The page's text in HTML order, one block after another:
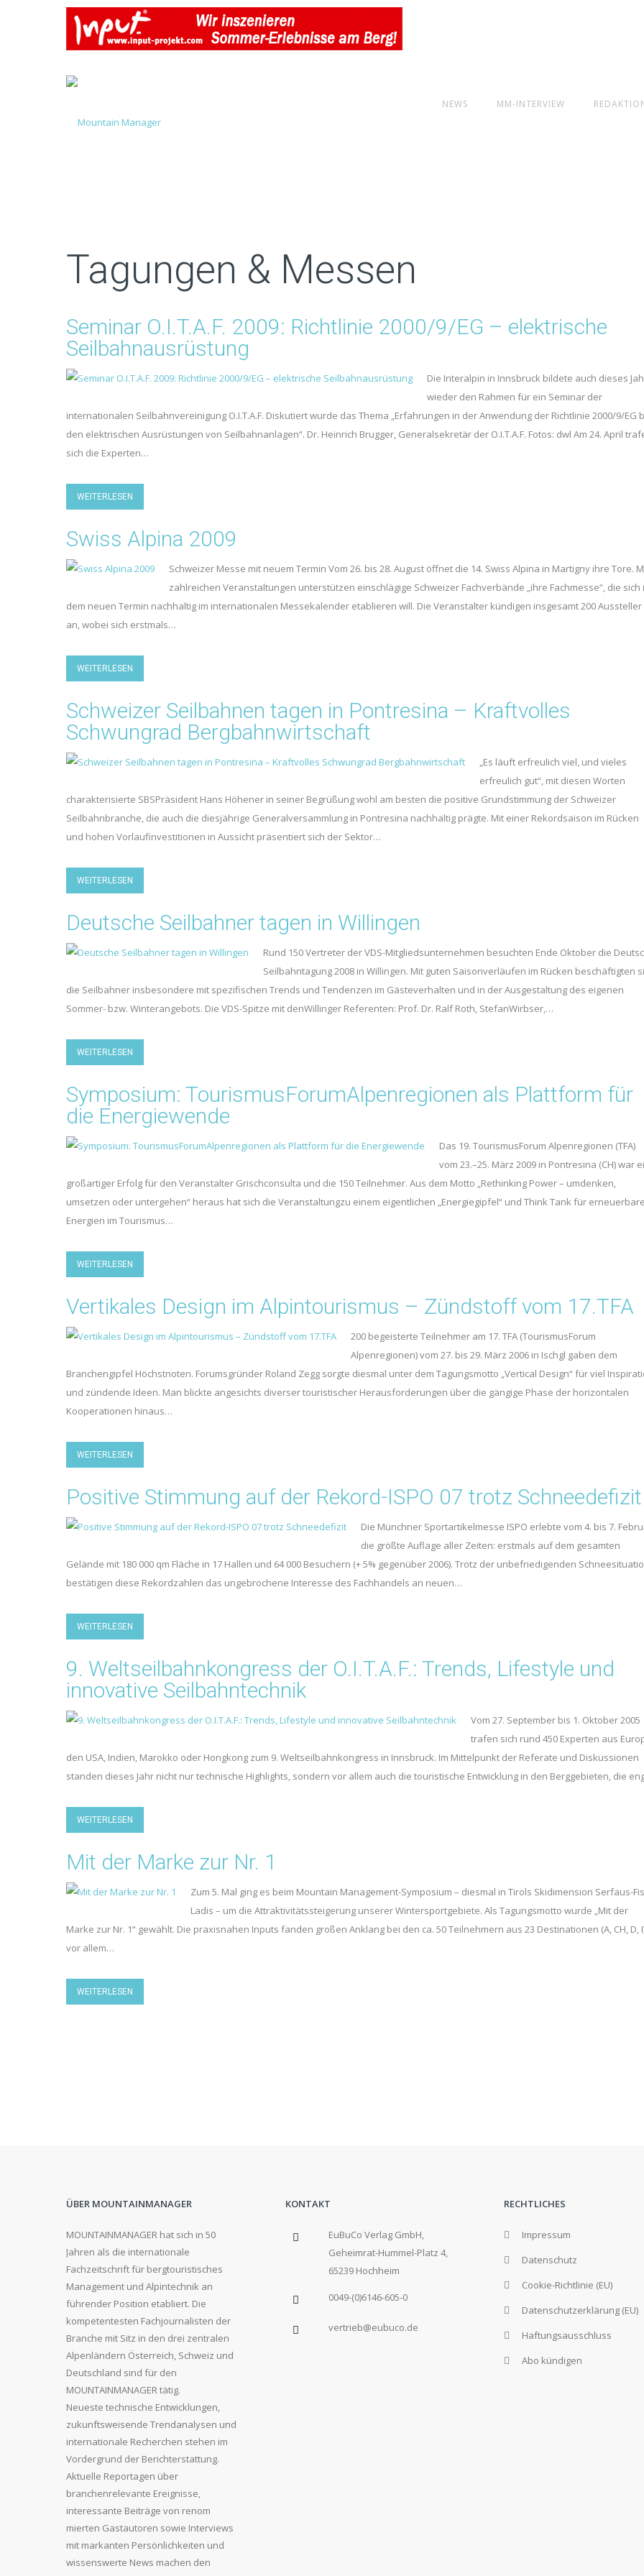
NEWS MM-INTERVIEW
Tagungen & Messen
Seminar O.I.T.A.F. 2009: Richtlinie 2000/9/EG – elektrische
Seilbahnausrüstung
Die Interalpin in Innsbruck bildete auch dieses
wieder den Rahmen für ein Seminar der
internationalen Seilbahnvereinigung O.I.T.A.F. Diskutiert wurde das Thema „Erfahrungen in der Anwendung der Richtlinie 2000/9/EG
den elektrischen Ausrüstungen von Seilbahnanlagen“. Dr. Heinrich Brugger, Generalsekretär der O.I.T.A.F. Fotos: dwl Am 24. April
sich die Experten…
WEITERLESEN
Swiss Alpina 2009
Schweizer Messe mit neuem Termin Vom 26. bis 28. August öffnet die 14. Swiss Alpina in Martigny ihre Tore.
zahlreichen Veranstaltungen unterstützen einschlägige Schweizer Fachverbände „ihre Fachmesse“, die sich
dem neuen Termin nachhaltig im internationalen Messekalender etablieren will. Die Veranstalter kündigen insgesamt 200 Aussteller
an, wobei sich erstmals…
WEITERLESEN
Schweizer Seilbahnen tagen in Pontresina – Kraftvolles
Schwungrad Bergbahnwirtschaft
„Es läuft erfreulich viel, und vieles
erfreulich gut“, mit diesen Worten
charakterisierte SBSPräsident Hans Höhener in seiner Begrüßung wohl am besten die positive Grundstimmung der Schweizer
Seilbahnbranche, die auch die diesjährige Generalversammlung in Pontresina nachhaltig prägte. Mit einer Rekordsaison im Rücken
und hohen Vorlaufinvestitionen in Aussicht präsentiert sich der Sektor…
WEITERLESEN
Deutsche Seilbahner tagen in Willingen
Rund 150 Vertreter der VDS-Mitgliedsunternehmen besuchten Ende Oktober die
Seilbahntagung 2008 in Willingen. Mit guten Saisonverläufen im Rücken beschäftigten
die Seilbahner insbesondere mit spezifischen Trends und Tendenzen im Gästeverhalten und in der Ausgestaltung des eigenen
Sommer- bzw. Winterangebots. Die VDS-Spitze mit denWillinger Referenten: Prof. Dr. Ralf Roth, StefanWirbser,…
WEITERLESEN
Symposium: TourismusForumAlpenregionen als Plattform für
die Energiewende
Das 19. TourismusForum Alpenregionen (TFA)
vom 23.–25. März 2009 in Pontresina (CH) war
großartiger Erfolg für den Veranstalter Grischconsulta und die 150 Teilnehmer. Aus dem Motto „Rethinking Power – umdenken,
umsetzen oder untergehen“ heraus hat sich die Veranstaltungzu einem eigentlichen „Energiegipfel“ und Think Tank für erneuerbare
Energien im Tourismus…
WEITERLESEN
Vertikales Design im Alpintourismus – Zündstoff vom 17.TFA
200 begeisterte Teilnehmer am 17. TFA (TourismusForum
Alpenregionen) vom 27. bis 29. März 2006 in Ischgl gaben dem
Branchengipfel Höchstnoten. Forumsgründer Roland Zegg sorgte diesmal unter dem Tagungsmotto „Vertical Design“ für viel
und zündende Ideen. Man blickte angesichts diverser touristischer Herausforderungen über die gängige Phase der horizontalen
Kooperationen hinaus…
WEITERLESEN
Positive Stimmung auf der Rekord-ISPO 07 trotz Schneedefizit
Die Münchner Sportartikelmesse ISPO erlebte vom 4. bis 7.
die größte Auflage aller Zeiten: erstmals auf dem gesamten
Gelände mit 180 000 qm Fläche in 17 Hallen und 64 000 Besuchern (+ 5% gegenüber 2006). Trotz der unbefriedigenden
bestätigen diese Rekordzahlen das ungebrochene Interesse des Fachhandels an neuen…
WEITERLESEN
9. Weltseilbahnkongress der O.I.T.A.F.: Trends, Lifestyle und
innovative Seilbahntechnik
Vom 27. September bis 1. Oktober 2005
trafen sich rund 450 Experten aus
den USA, Indien, Marokko oder Hongkong zum 9. Weltseilbahnkongress in Innsbruck. Im Mittelpunkt der Referate und Diskussionen
standen dieses Jahr nicht nur technische Highlights, sondern vor allem auch die touristische Entwicklung in den Berggebieten, die
WEITERLESEN
Mit der Marke zur Nr. 1
Zum 5. Mal ging es beim Mountain Management-Symposium – diesmal in Tirols Skidimension Serfaus-
Ladis – um die Attraktivitätssteigerung unserer Wintersportgebiete. Als Tagungsmotto wurde „Mit der
Marke zur Nr. 1“ gewählt. Die praxisnahen Inputs fanden großen Anklang bei den ca. 50 Teilnehmern aus 23 Destinationen (A, CH, D,
vor allem…
WEITERLESEN
ÜBER MOUNTAINMANAGER
MOUNTAINMANAGER hat sich in 50
Jahren als die internationale
Fachzeitschrift für bergtouristisches
Management und Alpintechnik an
führender Position etabliert. Die
kompetentesten Fachjournalisten der
Branche mit Sitz in den drei zentralen
Alpenländern Österreich, Schweiz und
Deutschland sind für den
MOUNTAINMANAGER tätig.
Neueste technische Entwicklungen,
zukunftsweisende Trendanalysen und
internationale Recherchen stehen im
Vordergrund der Berichterstattung.
Aktuelle Reportagen über
branchenrelevante Ereignisse,
interessante Beiträge von renom
mierten Gastautoren sowie Interviews
mit markanten Persönlichkeiten und
wissenswerte News machen den
KONTAKT
EuBuCo Verlag GmbH,
Geheimrat-Hummel-Platz 4,
65239 Hochheim
0049-(0)6146-605-0
vertrieb@eubuco.de
RECHTLICHES
Impressum
Datenschutz
Cookie-Richtlinie (EU)
Datenschutzerklärung (EU)
Haftungsausschluss
Abo kündigen